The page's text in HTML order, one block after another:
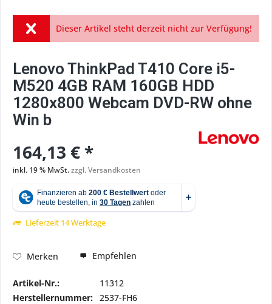
Dieser Artikel steht derzeit nicht zur Verfügung!
Lenovo ThinkPad T410 Core i5-
M520 4GB RAM 160GB HDD
1280x800 Webcam DVD-RW ohne
Win b
164,13 € *
inkl. 19 % MwSt.zzgl. Versandkosten
Lieferzeit 14 Werktage
Merken Empfehlen
Artikel-Nr.:
11312
Herstellernummer: 2537-FH6